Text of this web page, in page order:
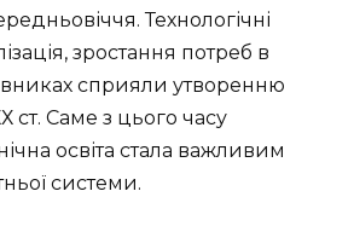
Технологічні
зростання потреб в
сприяли утворенню
ст. Саме з цього часу
освіта стала важливим
системи.